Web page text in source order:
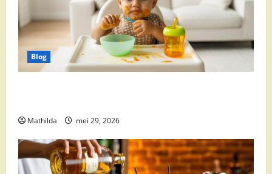
Blog
Mathilda mei 29, 2026